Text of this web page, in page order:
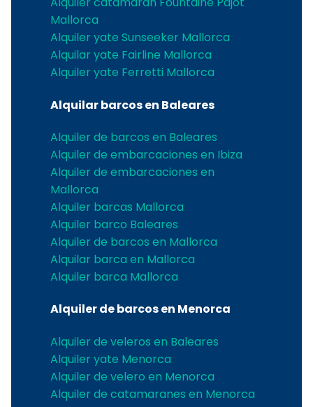
Mallorca
Alquiler yate Sunseeker Mallorca
Alquilar yate Fairline Mallorca
Alquiler yate Ferretti Mallorca
Alquilar barcos en Baleares
Alquiler de barcos en Baleares
Alquiler de embarcaciones en Ibiza
Alquiler de embarcaciones en
Mallorca
Alquiler barcas Mallorca
Alquiler barco Baleares
Alquiler de barcos en Mallorca
Alquilar barca en Mallorca
Alquiler barca Mallorca
Alquiler de barcos en Menorca
Alquiler de veleros en Baleares
Alquiler yate Menorca
Alquiler de velero en Menorca
Alquiler de catamaranes en Menorca